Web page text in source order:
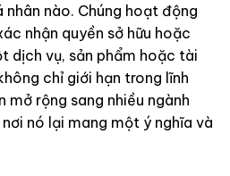
nào. Chúng hoạt động
nhận quyền sở hữu hoặc
dịch vụ, sản phẩm hoặc tài
chỉ giới hạn trong lĩnh
rộng sang nhiều ngành
nó lại mang một ý nghĩa và